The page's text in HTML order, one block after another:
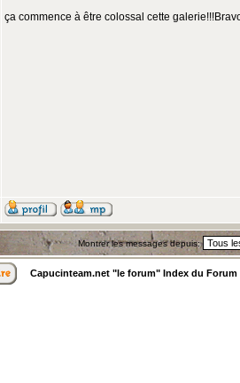
ça commence à être colossal cette
Montrer les messages depuis:
Capucinteam.net "le forum" Index du Forum